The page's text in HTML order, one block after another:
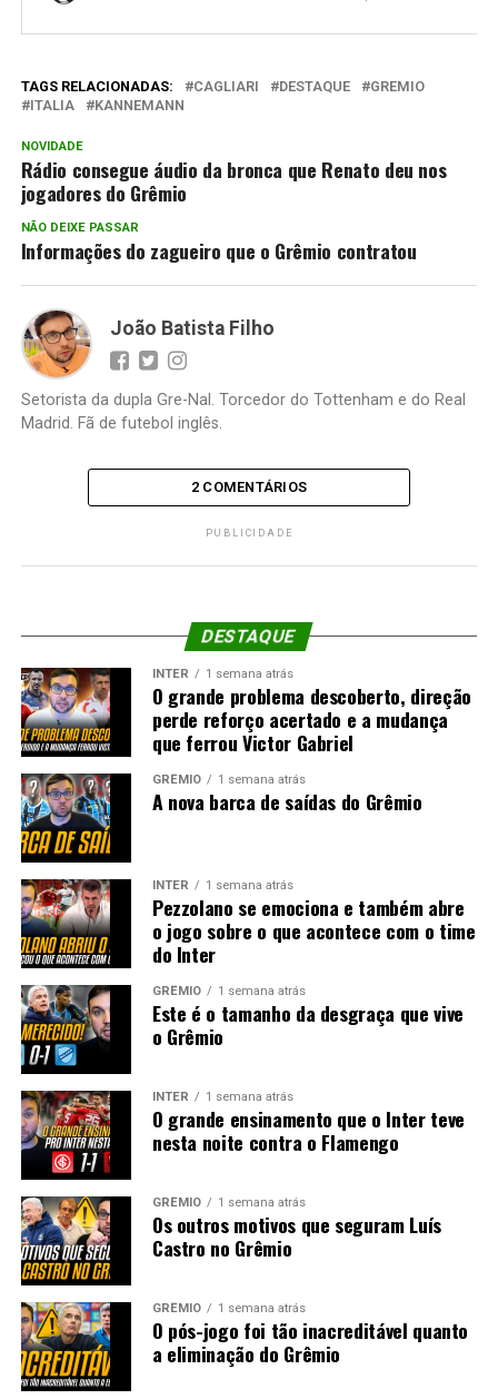
TAGS RELACIONADAS: CAGLIARI DESTAQUE
GREMIO
ITALIA
KANNEMANN
NOVIDADE
Rádio consegue áudio da bronca que Renato deu nos
jogadores do Grêmio
NÃO DEIXE PASSAR
Informações do zagueiro que o Grêmio contratou
João Batista Filho
Setorista da dupla Gre-Nal. Torcedor do Tottenham e do Real
Madrid. Fã de futebol inglês.
2 COMENTÁRIOS
PUBLICIDADE
DESTAQUE
INTER 1 semana atrás
O grande problema descoberto, direção
perde reforço acertado e a mudança
que ferrou Victor Gabriel
GRÊMIO 1 semana atrás
A nova barca de saídas do Grêmio
INTER 1 semana atrás
Pezzolano se emociona e também abre
o jogo sobre o que acontece com o time
do Inter
GRÊMIO 1 semana atrás
Este é o tamanho da desgraça que vive
o Grêmio
INTER 1 semana atrás
O grande ensinamento que o Inter teve
nesta noite contra o Flamengo
GRÊMIO 1 semana atrás
Os outros motivos que seguram Luís
Castro no Grêmio
GRÊMIO 1 semana atrás
O pós-jogo foi tão inacreditável quanto
a eliminação do Grêmio